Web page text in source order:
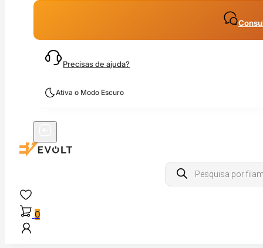
Precisas de ajuda?
Ativa o Modo Escuro
Products
search
0